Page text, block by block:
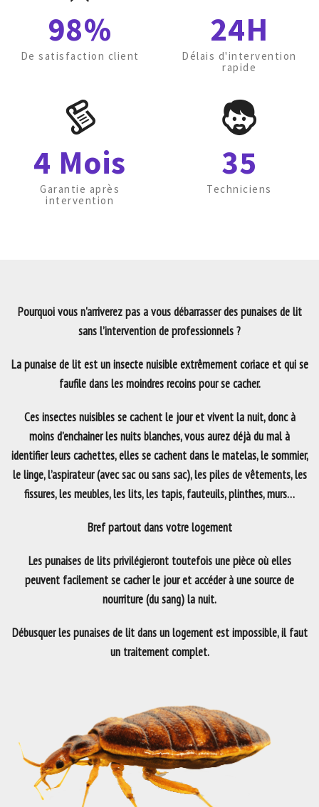
98%
De satisfaction client
24H
Délais d'intervention
rapide
4 Mois
Garantie après
intervention
35
Techniciens
Pourquoi vous n'arriverez pas a vous débarrasser des punaises de lit
sans l’intervention de professionnels ?
La punaise de lit est un insecte nuisible extrêmement coriace et qui se
faufile dans les moindres recoins pour se cacher.
Ces insectes nuisibles se cachent le jour et vivent la nuit, donc à
moins d’enchainer les nuits blanches, vous aurez déjà du mal à
identifier leurs cachettes, elles se cachent dans le matelas, le sommier,
le linge, l’aspirateur (avec sac ou sans sac), les piles de vêtements, les
fissures, les meubles, les lits, les tapis, fauteuils, plinthes, murs…
Bref partout dans votre logement
Les punaises de lits privilégieront toutefois une pièce où elles
peuvent facilement se cacher le jour et accéder à une source de
nourriture (du sang) la nuit.
Débusquer les punaises de lit dans un logement est impossible, il faut
un traitement complet.